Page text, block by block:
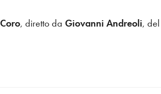
Coro, diretto da Giovanni Andreoli,